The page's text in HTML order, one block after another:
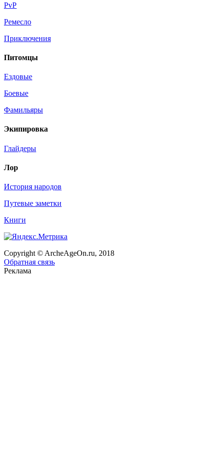
PvP
Ремесло
Приключения
Питомцы
Ездовые
Боевые
Фамильяры
Экипировка
Глайдеры
Лор
История народов
Путевые заметки
Книги
Copyright © ArcheAgeOn.ru, 2018
Обратная связь
Реклама